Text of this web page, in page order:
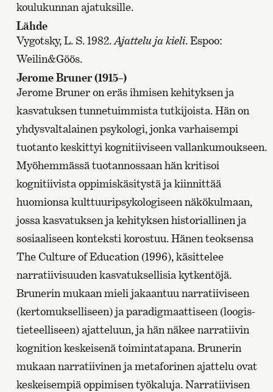
koulukunnan ajatuksille.
Lähde
Vygotsky, L. S. 1982.Ajattelu ja kieli. Espoo:
Weilin&Göös.
Jerome Bruner (1915–)
Jerome Bruner on eräs ihmisen kehityksen ja
kasvatuksen tunnetuimmista tutkijoista. Hän on
yhdysvaltalainen psykologi, jonka varhaisempi
tuotanto keskittyi kognitiiviseen vallankumoukseen.
Myöhemmässä tuotannossaan hän kritisoi
kognitiivista oppimiskäsitystä ja kiinnittää
huomionsa kulttuuripsykologiseen näkökulmaan,
jossa kasvatuksen ja kehityksen historiallinen ja
sosiaaliseen konteksti korostuu. Hänen teoksensa
The Culture of Education (1996), käsittelee
narratiivisuuden kasvatuksellisia kytkentöjä.
Brunerin mukaan mieli jakaantuu narratiiviseen
(kertomukselliseen) ja paradigmaattiseen (loogis-
tieteelliseen) ajatteluun, ja hän näkee narratiivin
kognition keskeisenä toimintatapana. Brunerin
mukaan narratiivinen ja metaforinen ajattelu ovat
keskeisempiä oppimisen työkaluja. Narratiivisen